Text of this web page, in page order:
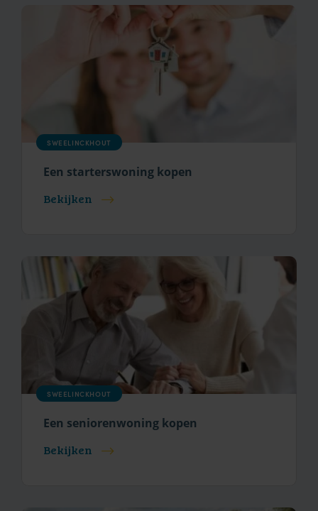
SWEELINCKHOUT
Een starterswoning kopen
Bekijken
SWEELINCKHOUT
Een seniorenwoning kopen
Bekijken